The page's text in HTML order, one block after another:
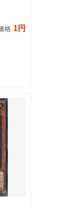
格 1円